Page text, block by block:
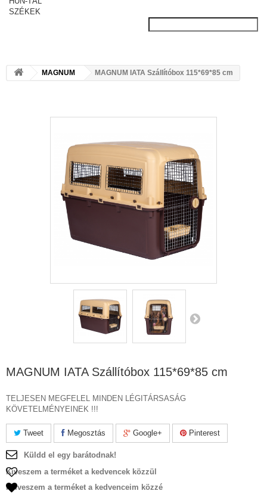
SZÉKEK
MAGNUM MAGNUM IATA Szállítóbox 115*69*85 cm
MAGNUM IATA Szállítóbox 115*69*85 cm
TELJESEN MEGFELEL MINDEN LÉGITÁRSASÁG
KÖVETELMÉNYEINEK !!!
Tweet Megosztás Google+ Pinterest
Küldd el egy barátodnak!
Kiveszem a terméket a kedvencek közzül
Felveszem a terméket a kedvenceim közzé